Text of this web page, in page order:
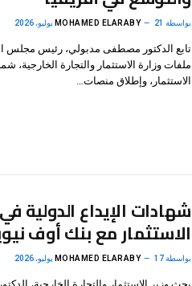
بواسطة MOHAMED ELARABY 21 يوليو، 2026
تابع الدكتور مصطفى مدبولي، رئيس مجلس
ملفات وزارة الاستثمار والتجارة
الاستثمار، وإطلاق منصات…
شهادات الإيداع الدولية
الاستثمار مع بنك أوف
بواسطة MOHAMED ELARABY 17 يوليو، 2026